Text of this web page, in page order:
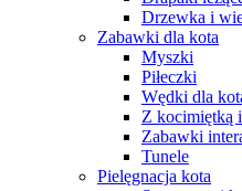
Drzewka i
Zabawki dla kota
Myszki
Piłeczki
Wędki dla
Z kocimiętką
Zabawki
Tunele
Pielęgnacja kota